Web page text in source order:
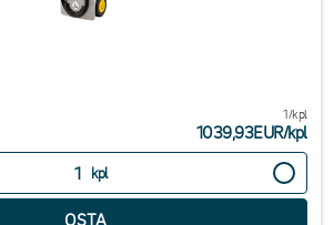
1/kpl
1039,93EUR/kpl
kpl